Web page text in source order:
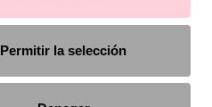
Permitir la selección